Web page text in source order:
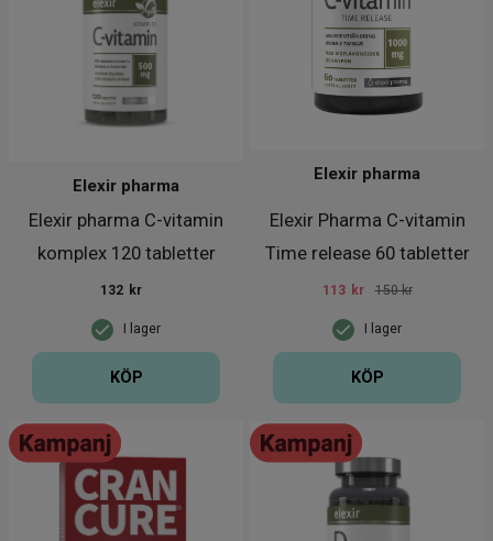
Elexir pharma C-vitamin
komplex 120 tabletter
Elexir pharma
I lager
132 kr
KÖP
Elexir Pharma C-vitamin
Time release 60 tabletter
Elexir pharma
I lager
113 kr 150 kr
KÖP